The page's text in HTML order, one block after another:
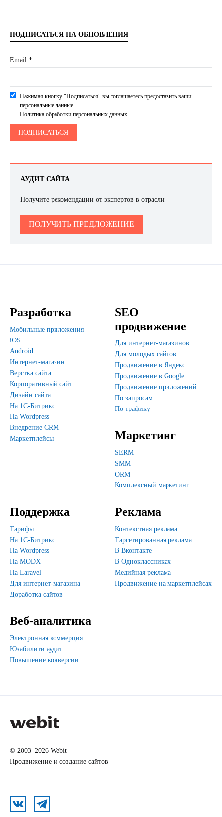
ПОДПИСАТЬСЯ НА ОБНОВЛЕНИЯ
Email *
Нажимая кнопку "Подписаться" вы соглашаетесь предоставить ваши
персональные данные.
Политика обработки персональных данных.
АУДИТ САЙТА
Получите рекомендации от экспертов в отрасли
ПОЛУЧИТЬ ПРЕДЛОЖЕНИЕ
Разработка
Мобильные приложения
iOS
Android
Интернет-магазин
Верстка сайта
Корпоративный сайт
Дизайн сайта
На 1С-Битрикс
На Wordpress
Внедрение CRM
Маркетплейсы
SEO
продвижение
Для интернет-магазинов
Для молодых сайтов
Продвижение в Яндекс
Продвижение в Google
Продвижение приложений
По запросам
По трафику
Маркетинг
SERM
SMM
ORM
Комплексный маркетинг
Поддержка
Тарифы
На 1С-Битрикс
На Wordpress
На MODX
На Laravel
Для интернет-магазина
Доработка сайтов
Веб-аналитика
Электронная коммерция
Юзабилити аудит
Повышение конверсии
Реклама
Контекстная реклама
Таргетированная реклама
В Вконтакте
В Одноклассниках
Медийная реклама
Продвижение на маркетплейсах
© 2003–2026 Webit
Продвижение и создание сайтов